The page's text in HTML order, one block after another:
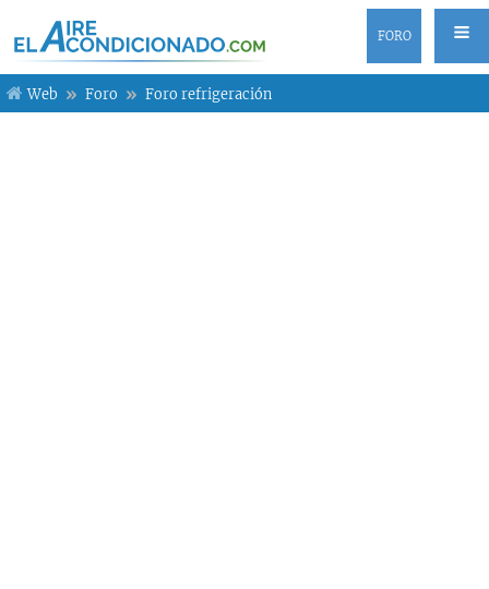
FORO
Web Foro Foro refrigeración